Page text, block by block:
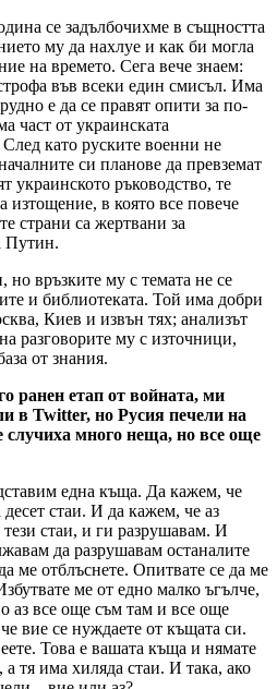
се задълбочихме в същността
му да нахлуе и как би могла
на времето. Сега вече знаем:
във всеки един смисъл. Има
е да се правят опити за по-
част от украинската
като руските военни не
си планове да превземат
украинското ръководство, те
изтощение, в която все повече
страни са жертвани за
Путин.
но връзките му с темата не се
и библиотеката. Той има добри
Киев и извън тях; анализът
разговорите му с източници,
от знания.
ранен етап от войната, ми
в Twitter, но Русия печели на
случиха много неща, но все още
една къща. Да кажем, че
стаи. И да кажем, че аз
стаи, и ги разрушавам. И
да разрушавам останалите
ме отблъснете. Опитвате се да ме
ме от едно малко ъгълче,
аз все още съм там и все още
вие се нуждаете от къщата си.
Това е вашата къща и нямате
тя има хиляда стаи. И така, ако